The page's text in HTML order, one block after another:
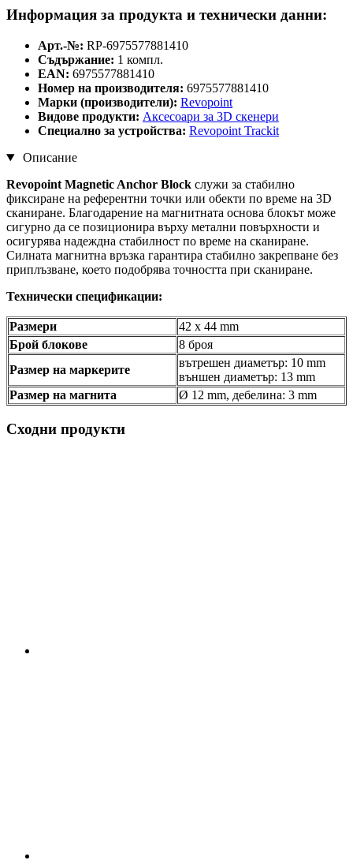
Информация за продукта и технически данни:
Арт.-№: RP-6975577881410
Съдържание: 1 компл.
EAN: 6975577881410
Номер на производителя: 6975577881410
Марки (производители): Revopoint
Видове продукти: Аксесоари за 3D скенери
Специално за устройства: Revopoint Trackit
Описание
Revopoint Magnetic Anchor Block служи за стабилно
фиксиране на референтни точки или обекти по време на 3D
сканиране. Благодарение на магнитната основа блокът може
сигурно да се позиционира върху метални повърхности и
осигурява надеждна стабилност по време на сканиране.
Силната магнитна връзка гарантира стабилно закрепване без
приплъзване, което подобрява точността при сканиране.
Технически спецификации:
Размери
42 x 44 mm
Брой блокове
8 броя
Размер на маркерите
вътрешен диаметър: 10 mm
външен диаметър: 13 mm
Размер на магнита
Ø 12 mm, дебелина: 3 mm
Сходни продукти